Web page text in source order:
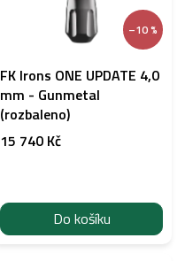
–10 %
FK Irons ONE UPDATE 4,0
mm - Gunmetal
(rozbaleno)
15 740 Kč
Do košíku